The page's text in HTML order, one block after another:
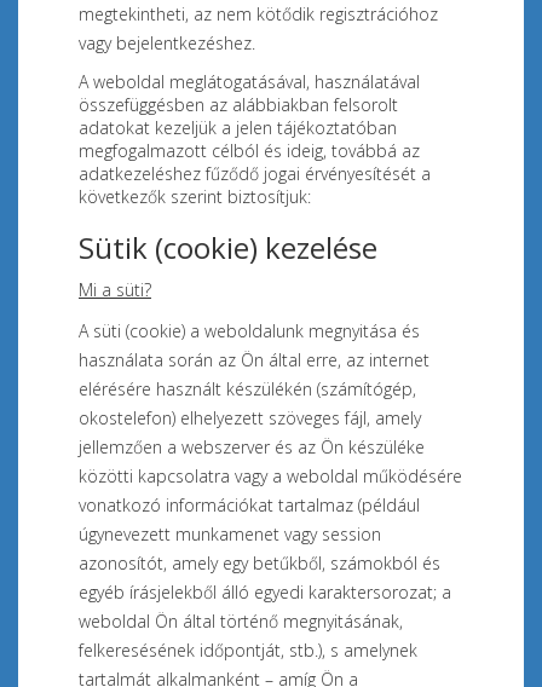
megtekintheti, az nem kötődik regisztrációhoz
vagy bejelentkezéshez.
A weboldal meglátogatásával, használatával
összefüggésben az alábbiakban felsorolt
adatokat kezeljük a jelen tájékoztatóban
megfogalmazott célból és ideig, továbbá az
adatkezeléshez fűződő jogai érvényesítését a
következők szerint biztosítjuk:
Sütik (cookie) kezelése
Mi a süti?
A süti (cookie) a weboldalunk megnyitása és
használata során az Ön által erre, az internet
elérésére használt készülékén (számítógép,
okostelefon) elhelyezett szöveges fájl, amely
jellemzően a webszerver és az Ön készüléke
közötti kapcsolatra vagy a weboldal működésére
vonatkozó információkat tartalmaz (például
úgynevezett munkamenet vagy session
azonosítót, amely egy betűkből, számokból és
egyéb írásjelekből álló egyedi karaktersorozat; a
weboldal Ön által történő megnyitásának,
felkeresésének időpontját, stb.), s amelynek
tartalmát alkalmanként – amíg Ön a